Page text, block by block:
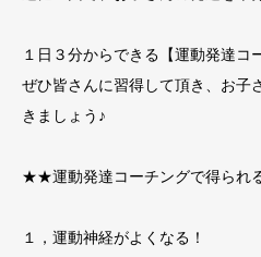
１日３分からできる【運動発達コ
ぜひ皆さんに習得して頂き、お子
きましょう♪
★★運動発達コーチングで得ら
１，運動神経がよくなる！